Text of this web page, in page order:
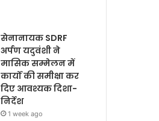
सेनानायक SDRF
अर्पण यदुवंशी ने
मासिक सम्मेलन में
कार्यों की समीक्षा कर
दिए आवश्यक दिशा-
निर्देश
1 week ago